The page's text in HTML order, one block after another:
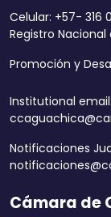
Celular: +57- 316
Registro
Promoción y
Institutional email:
Notificaciones
Cámara de